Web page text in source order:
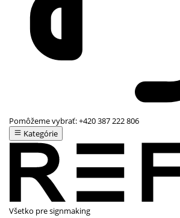
Pomôžeme vybrať:+420 387 222 806
Kategórie
Všetko pre signmaking